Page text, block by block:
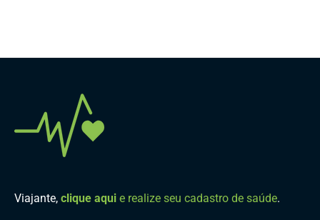
Viajante, clique aqui e realize seu cadastro de saúde.